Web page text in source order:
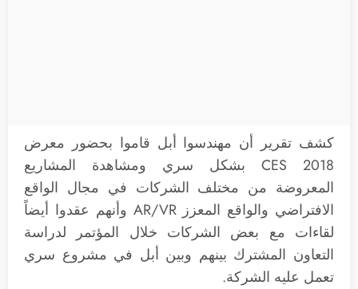
كشف تقرير أن مهندسوا أبل قاموا بحضور معرض
CES 2018 بشكل سري ومشاهدة المشاريع
المعروضة من مختلف الشركات في مجال الواقع
الافتراضي والواقع المعزز AR/VR وأنهم عقدوا أيضاً
لقاءات مع بعض الشركات خلال المؤتمر لدراسة
التعاون المشترك بينهم وبين أبل في مشروع سري
تعمل عليه الشركة.